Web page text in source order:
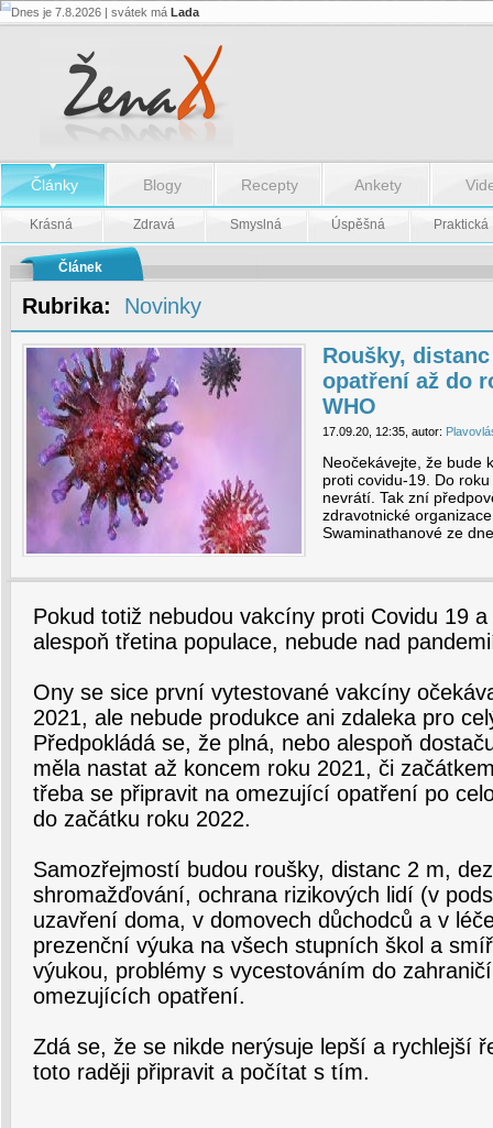
Roušky,
omezující
2022,
varuje
WHO
Roušky,
distanc
opatření
do
roku
Dnes je 7.8.2026 | svátek má Lada
Články Blogy Recepty Ankety
Krásná Zdravá Smyslná Úspěšná Praktická
Článek
Rubrika: Novinky
Roušky,
opatření až do
WHO
17.09.20, 12:35, autor:
Neočekávejte, že bude
proti covidu-19. Do
nevrátí. Tak zní
zdravotnické
Swaminathanové ze
Pokud totiž nebudou vakcíny proti Covidu 19
alespoň třetina populace, nebude nad
Ony se sice první vytestované vakcíny
2021, ale nebude produkce ani zdaleka pro
Předpokládá se, že plná, nebo alespoň
měla nastat až koncem roku 2021, či
třeba se připravit na omezující opatření po
do začátku roku 2022.
Samozřejmostí budou roušky, distanc 2 m,
shromažďování, ochrana rizikových lidí (v
uzavření doma, v domovech důchodců a v
prezenční výuka na všech stupních škol a
výukou, problémy s vycestováním do
omezujících opatření.
Zdá se, že se nikde nerýsuje lepší a rychlejší
toto raději připravit a počítat s tím.